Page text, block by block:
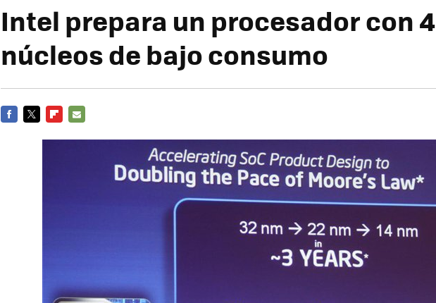
Intel prepara un procesador con 4
núcleos de bajo consumo